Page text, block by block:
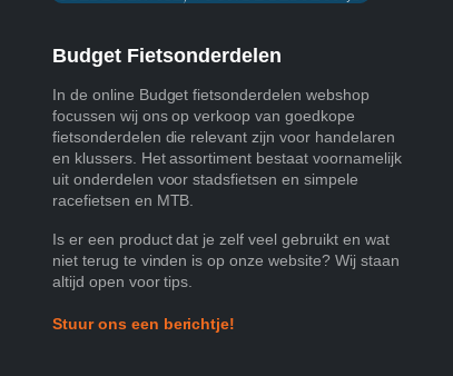
Budget Fietsonderdelen
In de online Budget fietsonderdelen webshop
focussen wij ons op verkoop van goedkope
fietsonderdelen die relevant zijn voor handelaren
en klussers. Het assortiment bestaat voornamelijk
uit onderdelen voor stadsfietsen en simpele
racefietsen en MTB.
Is er een product dat je zelf veel gebruikt en wat
niet terug te vinden is op onze website? Wij staan
altijd open voor tips.
Stuur ons een berichtje!